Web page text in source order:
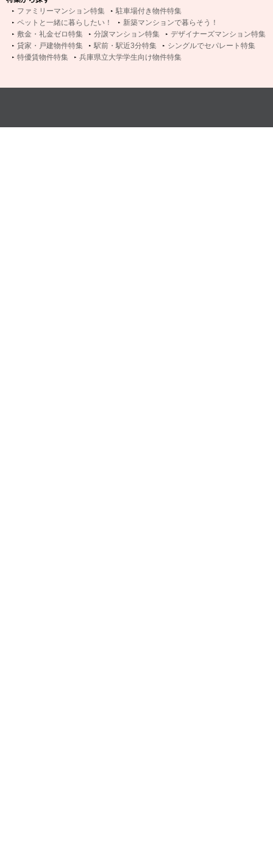
ファミリーマンション特集
駐車場付き物件特集
ペットと一緒に暮らしたい！
新築マンションで暮らそう！
敷金・礼金ゼロ特集
分譲マンション特集
デザイナーズマンション特集
貸家・戸建物件特集
駅前・駅近3分特集
シングルでセパレート特集
特優賃物件特集
兵庫県立大学学生向け物件特集